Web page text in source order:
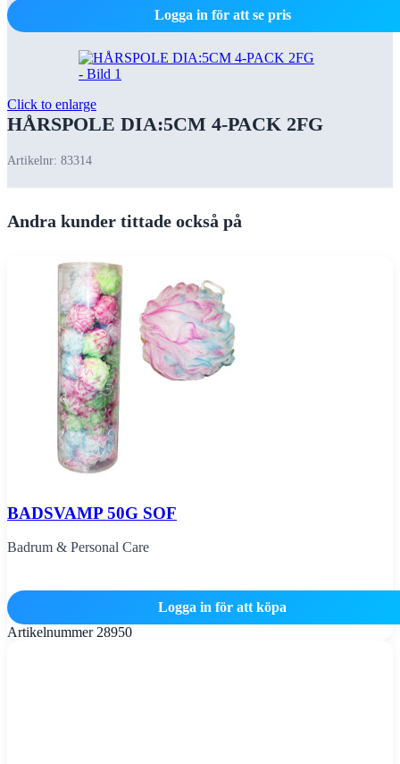
Logga in för att se pris
Click to enlarge
HÅRSPOLE DIA:5CM 4-PACK 2FG
Artikelnr: 83314
Andra kunder tittade också på
BADSVAMP 50G SOF
Badrum & Personal Care
Logga in för att köpa
Artikelnummer 28950